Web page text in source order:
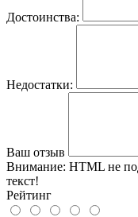
Достоинства:
Недостатки:
Ваш отзыв
Внимание: HTML не
текст!
Рейтинг